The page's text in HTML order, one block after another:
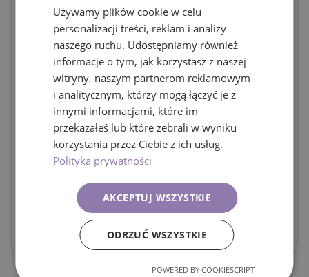
Сообщение *
Отправить сообщение
Отправляя форму, вы соглашаетесь на обработку
персональных данных в соответствии с нашей
Używamy plików cookie w celu
personalizacji treści, reklam i analizy
naszego ruchu. Udostępniamy również
informacje o tym, jak korzystasz z naszej
witryny, naszym partnerom reklamowym
i analitycznym, którzy mogą łączyć je z
innymi informacjami, które im
przekazałeś lub które zebrali w wyniku
korzystania przez Ciebie z ich usług.
Polityka prywatności
AKCEPTUJ WSZYSTKIE
ODRZUĆ WSZYSTKIE
POWERED BY COOKIESCRIPT